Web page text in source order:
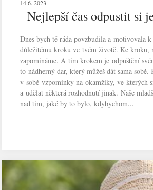
14.6. 2023
Nejlepší čas odpustit si
Dnes bych tě ráda povzbudila a motivovala
důležitému kroku ve tvém životě. Ke kroku,
zapomínáme. A tím krokem je odpuštění
to nádherný dar, který můžeš dát sama sobě.
v sobě vzpomínky na okamžiky, ve kterých
a udělat některá rozhodnutí jinak. Naše
nad tím, jaké by to bylo, kdybychom...